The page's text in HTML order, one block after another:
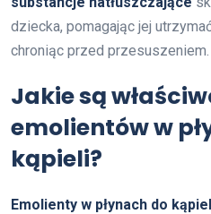
dziecka, pomagając jej
chroniąc przed przesuszeniem.
Jakie są
emolientów w
kąpieli?
Emolienty w płynach do